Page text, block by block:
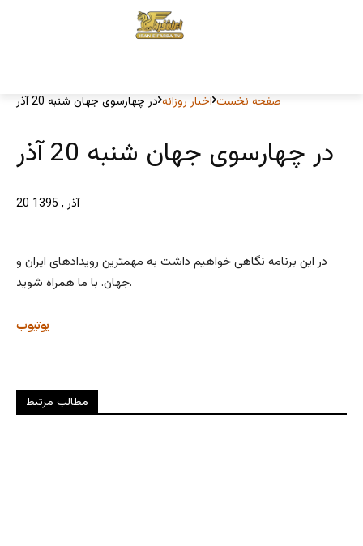
صفحه نخست اخبار روزانه در چهارسوی جهان شنبه 20 آذر
در چهارسوی جهان شنبه 20 آذر
20 آذر , 1395
در این برنامه نگاهی خواهیم داشت به مهمترین رویدادهای ایران و
جهان. با ما همراه شوید.
یوتیوب
مطالب مرتبط